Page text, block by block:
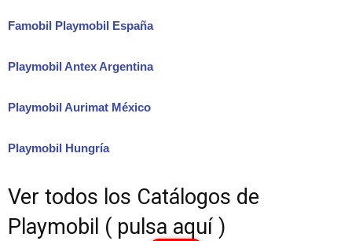
Famobil Playmobil España
Playmobil Antex Argentina
Playmobil Aurimat México
Playmobil Hungría
Ver todos los Catálogos de
Playmobil ( pulsa aquí )